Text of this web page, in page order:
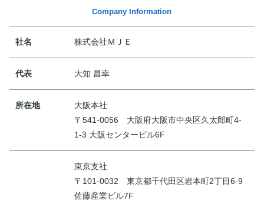
Company Information
社名 株式会社ＭＪＥ
代表 大知 昌幸
所在地
大阪本社
〒541-0056 大阪府大阪市中央区久太郎町4-
1-3 大阪センタービル6F
東京支社
〒101-0032 東京都千代田区岩本町2丁目6-9
佐藤産業ビル7F